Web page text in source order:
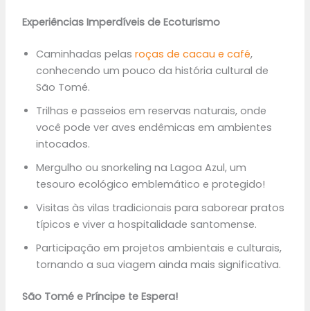
Experiências Imperdíveis de Ecoturismo
Caminhadas pelas roças de cacau e café,
conhecendo um pouco da história cultural de
São Tomé.
Trilhas e passeios em reservas naturais, onde
você pode ver aves endêmicas em ambientes
intocados.
Mergulho ou snorkeling na Lagoa Azul, um
tesouro ecológico emblemático e protegido!
Visitas às vilas tradicionais para saborear pratos
típicos e viver a hospitalidade santomense.
Participação em projetos ambientais e culturais,
tornando a sua viagem ainda mais significativa.
São Tomé e Príncipe te Espera!